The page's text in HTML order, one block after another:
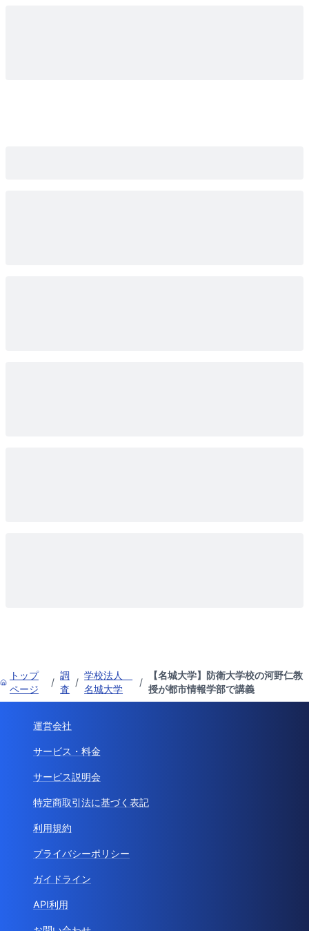
トップ
ページ
/
調
査
/
学校法人
名城大学
/
【名城大学】防衛大学校の河野仁教
授が都市情報学部で講義
運営会社
サービス・料金
サービス説明会
特定商取引法に基づく表記
利用規約
プライバシーポリシー
ガイドライン
API利用